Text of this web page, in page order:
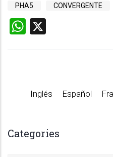
PHA5 CONVERGENTE
WhatsApp
Inglés Español
Categories